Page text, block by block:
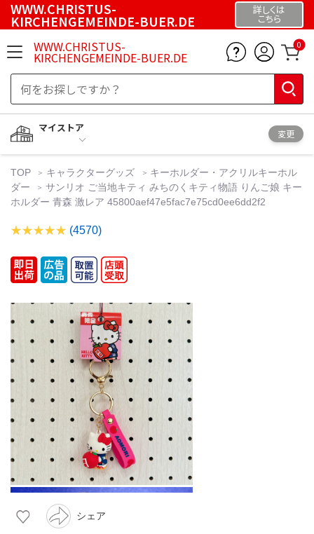
WWW.CHRISTUS-
KIRCHENGEMEINDE-BUER.DE
詳しくは
こちら
WWW.CHRISTUS-
KIRCHENGEMEINDE-BUER.DE
0
マイストア
変更
TOP キャラクターグッズ
キーホルダー・アクリルキーホル
ダー
サンリオ ご当地キティ みちのくキティ物語 りんご娘 キー
ホルダー 青森 激レア 45800aef47e5fac7e75cd0ee6dd2f2
(4570)
シェア